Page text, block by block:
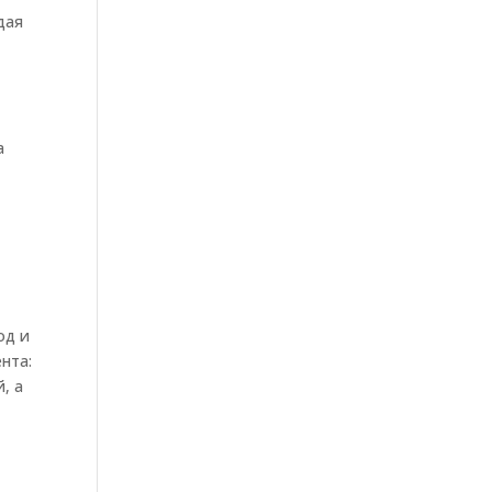
и
а